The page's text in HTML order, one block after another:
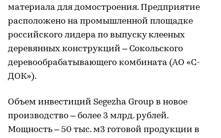
материала для домостроения. Предприятие
расположено на промышленной площадке
российского лидера по выпуску клееных
деревянных конструкций – Сокольского
деревообрабатывающего комбината (АО «С-
ДОК»).
Объем инвестиций Segezha Group в новое
производство – более 3 млрд. рублей.
Мощность – 50 тыс. м3 готовой продукции в